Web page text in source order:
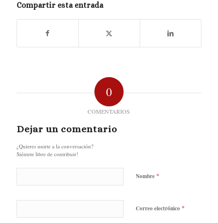
Compartir esta entrada
0
COMENTARIOS
Dejar un comentario
¿Quieres unirte a la conversación?
Siéntete libre de contribuir!
Nombre *
Correo electrónico *